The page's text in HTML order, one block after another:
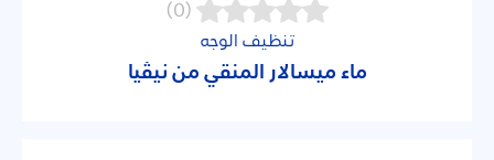
(0)
تنظيف الوجه
ماء ميسالار المنقي من نيڤيا